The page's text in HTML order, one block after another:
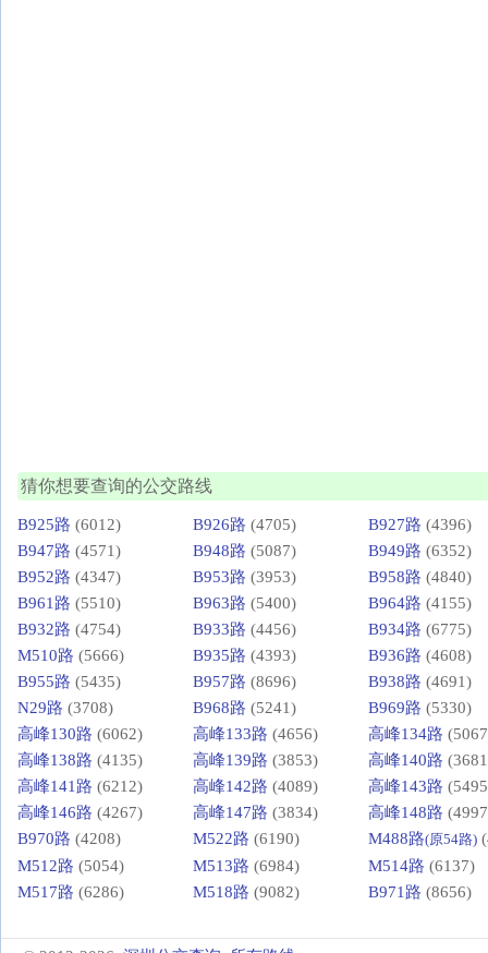
猜你想要查询的公交路线
B925路 (6012) B926路 (4705) B927路 (4396)
B947路 (4571) B948路 (5087) B949路 (6352)
B952路 (4347) B953路 (3953) B958路 (4840)
B961路 (5510) B963路 (5400) B964路 (4155)
B932路 (4754) B933路 (4456) B934路 (6775)
M510路 (5666) B935路 (4393) B936路 (4608)
B955路 (5435) B957路 (8696) B938路 (4691)
N29路 (3708) B968路 (5241) B969路 (5330)
高峰130路 (6062) 高峰133路 (4656) 高峰134路
高峰138路 (4135) 高峰139路 (3853) 高峰140路
高峰141路 (6212) 高峰142路 (4089) 高峰143路
高峰146路 (4267) 高峰147路 (3834) 高峰148路
B970路 (4208) M522路 (6190) M488路(原54路)
M512路 (5054) M513路 (6984) M514路 (6137)
M517路 (6286) M518路 (9082) B971路 (8656)